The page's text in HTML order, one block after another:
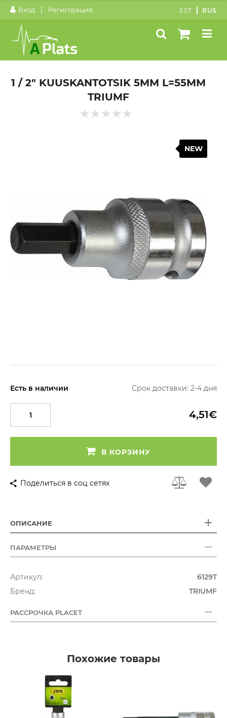
Вход | Регистрация EST RUS
1 / 2" KUUSKANTOTSIK 5MM L=55MM
TRIUMF
NEW
Есть в наличии Срок доставки: 2-4 дня
4,51€
В КОРЗИНУ
Поделиться в соц сетях
ОПИСАНИЕ
ПАРАМЕТРЫ
Артикул:
6129T
Бренд:
TRIUMF
РАССРОЧКА PLACET
Похожие товары